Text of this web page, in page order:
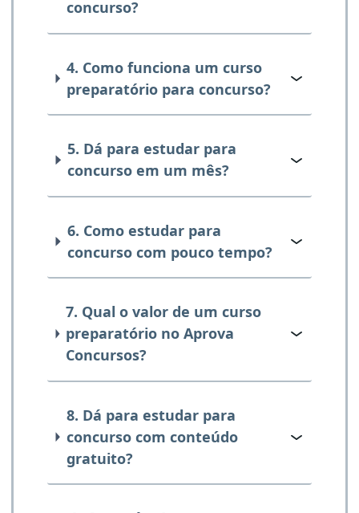
concurso?
4. Como funciona um curso
preparatório para concurso?
5. Dá para estudar para
concurso em um mês?
6. Como estudar para
concurso com pouco tempo?
7. Qual o valor de um curso
preparatório no Aprova
Concursos?
8. Dá para estudar para
concurso com conteúdo
gratuito?